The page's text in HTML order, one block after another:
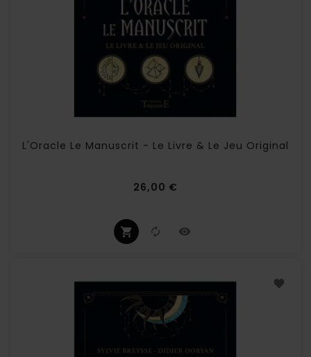
L'Oracle Le Manuscrit - Le Livre & Le Jeu Original
26,00 €